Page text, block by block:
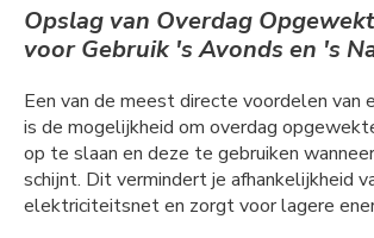
Opslag van Overdag
voor Gebruik 's Avonds en 's
Een van de meest directe voordelen van
is de mogelijkheid om overdag
op te slaan en deze te gebruiken
schijnt. Dit vermindert je afhankelijkheid
elektriciteitsnet en zorgt voor lagere